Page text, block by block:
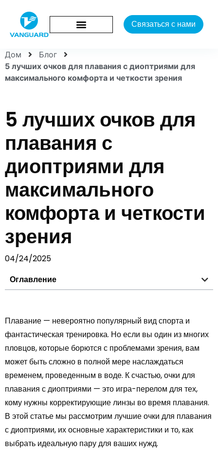
Связаться с нами
Дом
Блог
5 лучших очков для плавания с диоптриями для
максимального комфорта и четкости зрения
5 лучших очков для
плавания с
диоптриями для
максимального
комфорта и четкости
зрения
04/24/2025
Оглавление
Плавание — невероятно популярный вид спорта и
фантастическая тренировка. Но если вы один из многих
пловцов, которые борются с проблемами зрения, вам
может быть сложно в полной мере наслаждаться
временем, проведенным в воде. К счастью, очки для
плавания с диоптриями — это игра-перелом для тех,
кому нужны корректирующие линзы во время плавания.
В этой статье мы рассмотрим лучшие очки для плавания
с диоптриями, их основные характеристики и то, как
выбрать идеальную пару для ваших нужд.